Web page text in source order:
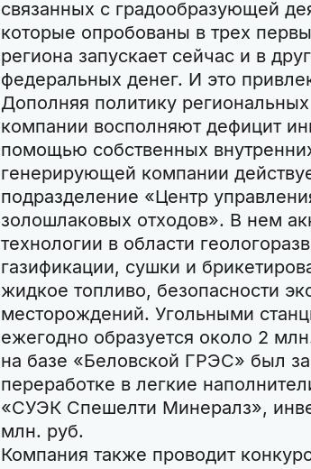
связанных с градообразующей
которые опробованы в трех
региона запускает сейчас и в
федеральных денег. И это
Дополняя политику
компании восполняют дефицит
помощью собственных
генерирующей компании
подразделение «Центр
золошлаковых отходов». В нем
технологии в области
газификации, сушки и
жидкое топливо, безопасности
месторождений. Угольными
ежегодно образуется около 2
на базе «Беловской ГРЭС» был
переработке в легкие
«СУЭК Спешелти Минералз»,
млн. руб.
Компания также проводит